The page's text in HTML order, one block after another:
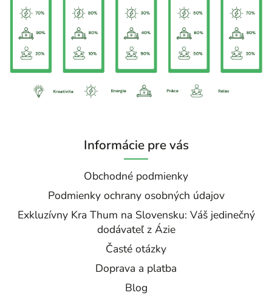
Informácie pre vás
Obchodné podmienky
Podmienky ochrany osobných údajov
Exkluzívny Kra Thum na Slovensku: Váš jedinečný
dodávateľ z Ázie
Časté otázky
Doprava a platba
Blog